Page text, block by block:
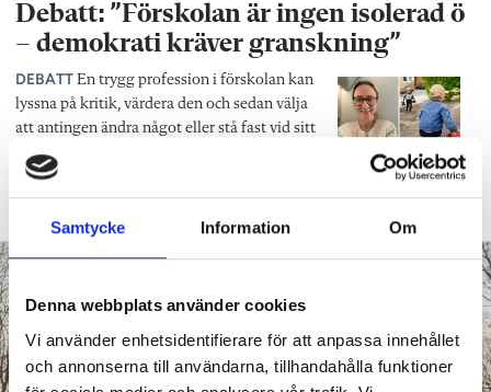
Samtycke Information Om
Denna webbplats använder cookies
Vi använder enhetsidentifierare för att anpassa innehållet
och annonserna till användarna, tillhandahålla funktioner
Debatt: ”Förskolan är ingen isolerad ö
– demokrati kräver granskning”
DEBATT En trygg profession i förskolan kan
lyssna på kritik, värdera den och sedan välja
att antingen ändra något eller stå fast vid sitt
beslut med sakliga argument, skriver Linda
Wångdahl, bebyggelseantikvarie och
förälder.